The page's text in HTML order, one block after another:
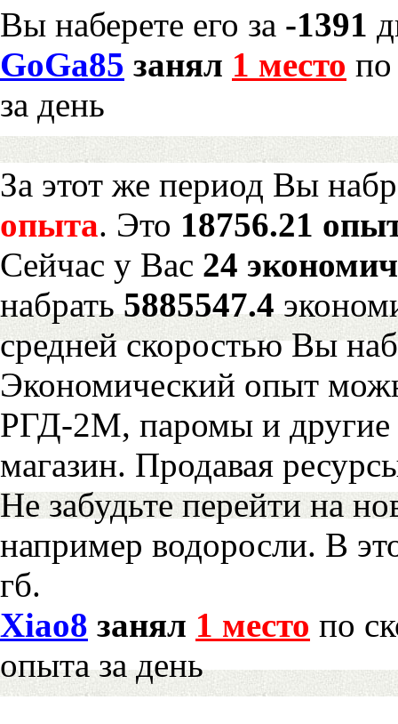
Вы наберете его за -1391
GoGa85 занял 1 место по
за день
За этот же период Вы
опыта. Это 18756.21
Сейчас у Вас 24
набрать5885547.4
средней скоростью Вы
Экономический опыт
РГД-2М, паромы и другие
магазин. Продавая
Не забудьте перейти на
например водоросли. В
гб.
Xiao8 занял 1 место по
опыта за день